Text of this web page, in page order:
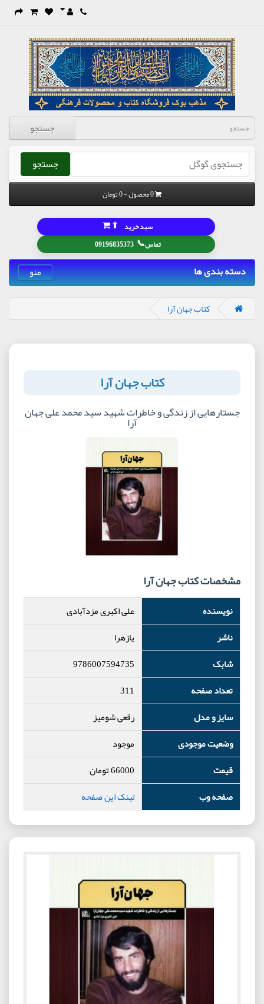
جستجو
جستجو
0 محصول - 0 تومان
تماس📞
09196835373
سبد خرید ⬆
دسته بندی ها منو
کتاب جهان آرا
کتاب جهان آرا
جستارهایی از زندگی و خاطرات شهید سید محمد علی جهان
آرا
مشخصات کتاب جهان آرا
نویسنده
علی اکبری مزدآبادی
ناشر
یازهرا
شابک
9786007594735
تعداد صفحه
311
سایز و مدل
رقعی شومیز
وضعیت موجودی
موجود
قیمت
66000تومان
صفحه وب
لینک این صفحه